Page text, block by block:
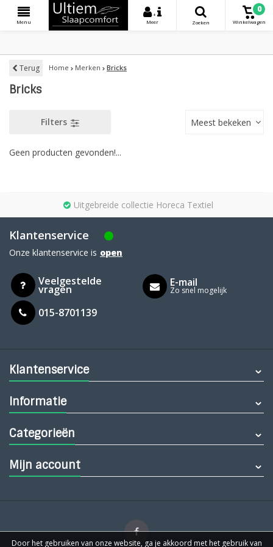
Menu
+
Meer
Zoeken
0
Winkelwagen
Terug Home Merken Bricks
Bricks
Filters Meest bekeken
Geen producten gevonden!...
Uitgebreide collectie Horeca Textiel
Klantenservice
Onze klantenservice is open
Veelgestelde
vragen
015-8701139
E-mail
Zo snel mogelijk
Klantenservice
Informatie
Categorieën
Mijn account
Door het gebruiken van onze website, ga je akkoord met het gebruik van